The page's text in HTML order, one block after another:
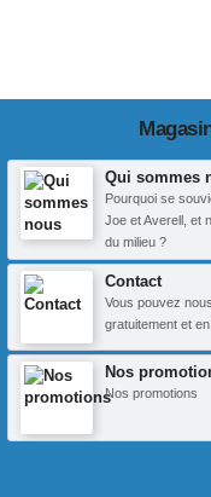
Qui sommes
Pourquoi se
Joe et Averell, et
du milieu ?
Contact
Vous pouvez
gratuitement et
Nos
Nos promotions